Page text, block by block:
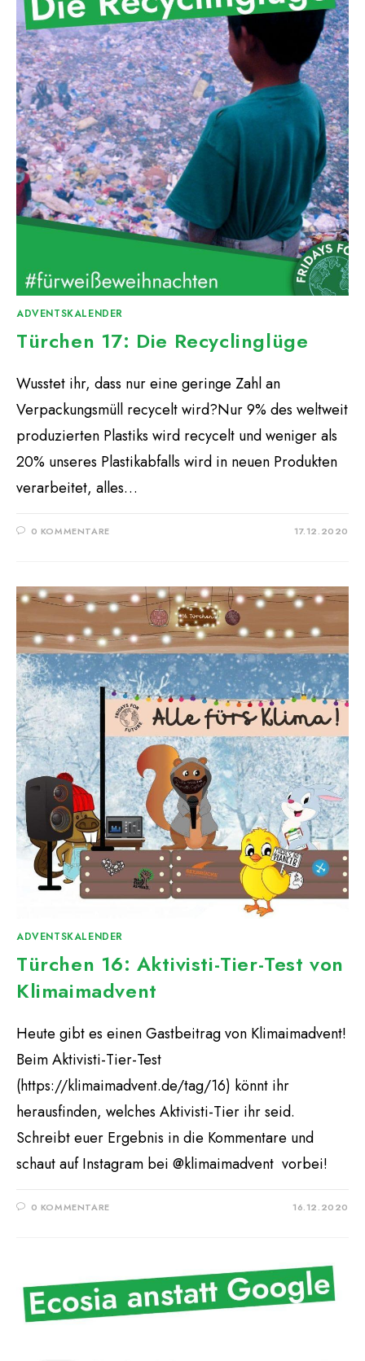
ADVENTSKALENDER
Türchen 17: Die Recyclinglüge
Wusstet ihr, dass nur eine geringe Zahl an
Verpackungsmüll recycelt wird?Nur 9% des weltweit
produzierten Plastiks wird recycelt und weniger als
20% unseres Plastikabfalls wird in neuen Produkten
verarbeitet, alles…
0 KOMMENTARE 17.12.2020
ADVENTSKALENDER
Türchen 16: Aktivisti-Tier-Test von
Klimaimadvent
Heute gibt es einen Gastbeitrag von Klimaimadvent!
Beim Aktivisti-Tier-Test
(https://klimaimadvent.de/tag/16) könnt ihr
herausfinden, welches Aktivisti-Tier ihr seid.
Schreibt euer Ergebnis in die Kommentare und
schaut auf Instagram bei @klimaimadvent vorbei!
0 KOMMENTARE 16.12.2020